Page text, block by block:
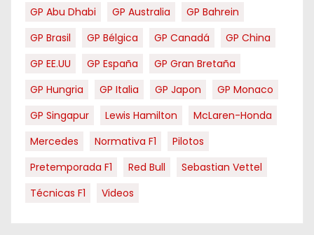
GP Abu Dhabi GP Australia
GP Bahrein
GP Brasil
GP Bélgica GP Canadá
GP China
GP EE.UU
GP España
GP Gran Bretaña
GP Hungria
GP Italia GP Japon
GP Monaco
GP Singapur
Lewis Hamilton
McLaren-Honda
Mercedes
Normativa F1
Pilotos
Pretemporada F1
Red Bull
Sebastian Vettel
Técnicas F1
Videos